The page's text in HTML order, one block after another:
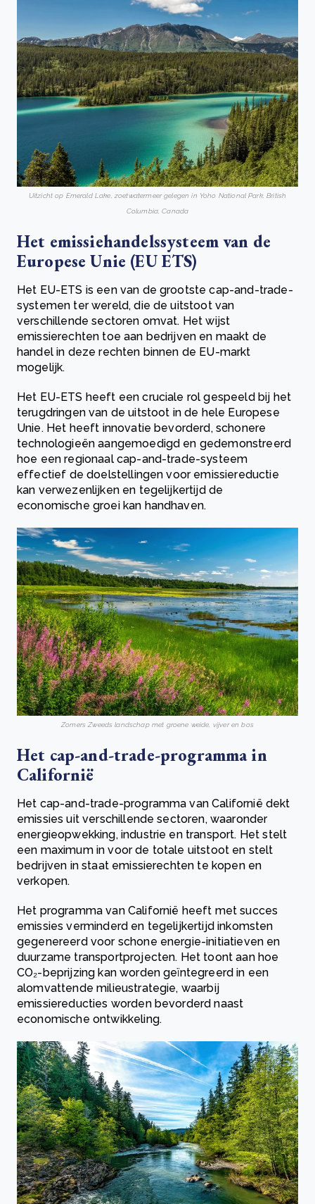
Uitzicht op Emerald Lake, zoetwatermeer gelegen in Yoho National Park, British
Columbia, Canada
Het emissiehandelssysteem van de
Europese Unie (EU ETS)
Het EU-ETS is een van de grootste cap-and-trade-
systemen ter wereld, die de uitstoot van
verschillende sectoren omvat. Het wijst
emissierechten toe aan bedrijven en maakt de
handel in deze rechten binnen de EU-markt
mogelijk.
Het EU-ETS heeft een cruciale rol gespeeld bij het
terugdringen van de uitstoot in de hele Europese
Unie. Het heeft innovatie bevorderd, schonere
technologieën aangemoedigd en gedemonstreerd
hoe een regionaal cap-and-trade-systeem
effectief de doelstellingen voor emissiereductie
kan verwezenlijken en tegelijkertijd de
economische groei kan handhaven.
Zomers Zweeds landschap met groene weide, vijver en bos
Het cap-and-trade-programma in
Californië
Het cap-and-trade-programma van Californië dekt
emissies uit verschillende sectoren, waaronder
energieopwekking, industrie en transport. Het stelt
een maximum in voor de totale uitstoot en stelt
bedrijven in staat emissierechten te kopen en
verkopen.
Het programma van Californië heeft met succes
emissies verminderd en tegelijkertijd inkomsten
gegenereerd voor schone energie-initiatieven en
duurzame transportprojecten. Het toont aan hoe
CO₂-beprijzing kan worden geïntegreerd in een
alomvattende milieustrategie, waarbij
emissiereducties worden bevorderd naast
economische ontwikkeling.